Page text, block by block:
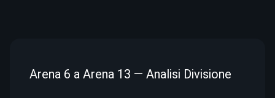
Arena 6 a Arena 13 — Analisi Divisione